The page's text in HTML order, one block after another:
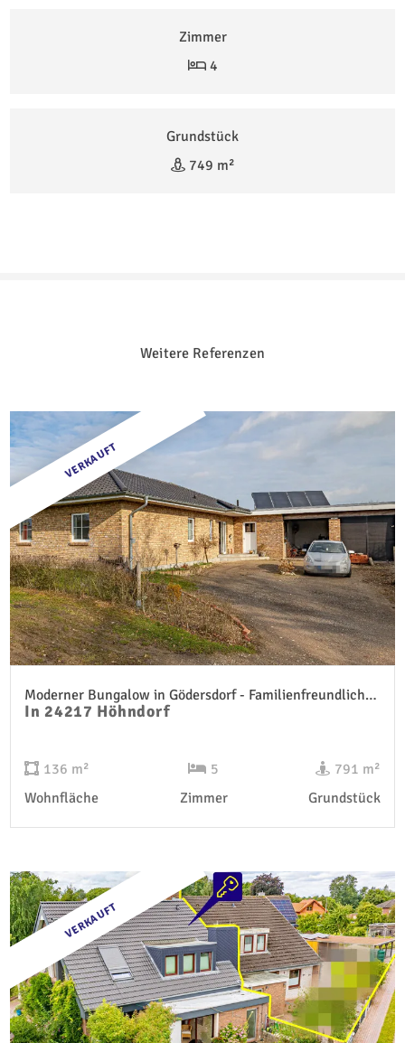
Zimmer
4
Grundstück
749 m²
Weitere Referenzen
VERKAUFT
Moderner Bungalow in Gödersdorf - Familienfreundliches Wohnen auf einer Ebene
In 24217 Höhndorf
136 m²
Wohnfläche
5
Zimmer
791 m²
Grundstück
VERKAUFT